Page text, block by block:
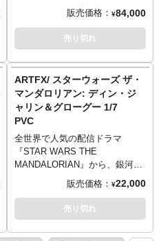
意ください。
メーカー: ホットトイズ
シリーズ番号: TM#053
サイズ: 全戸高約25cm x 全長約
59cm x 全幅約14センチ
パッケージ: クローズドボックス
生産情報: 限定生産
製品種別: ハイエンド1/6スケー
ル可動式フィギュア
付属品（アクセサリー）: グロー
グー、特製台座
バーコード番号: 4895228608635
制作スタッフ
Collectibles 3D designed by
MANDALORIAN』より、「マン
ドー」ディン・ジャリンとブラ
ーグのセットがラインナップ。
ベスカーアーマー着用前の姿と
うことで背負いも可能なブラス
ターライフル、腰ホルスターに
収納可能なブラスターピスト
ル、ベルトに付け外しできるサ
ーマルデトネーター、トラッキ
ングフォブ、ガントレットに取
り付け可能な火炎放射エフェク
ク、多彩な差し替え用ハンドパ
ーツが付属。さらにセットとし
て「ブラーグ」が同梱。全高約
販売価格： ¥84,000
売り切れ
ARTFX/ スターウォーズ ザ・
マンダロリアン: ディン・ジ
ャリン＆グローグー 1/7
PVC
全世界で人気の配信ドラマ
『STAR WARS THE
MANDALORIAN』から、銀河帝
国崩壊後、バウンティ・ハンタ
ー（賞金稼ぎ）として生きる一
人の凄腕ガンファイター「マン
ダロリアン」を1/7スケールのビ
ッグサイズで立体化。シーズン2
販売価格： ¥22,000
売り切れ